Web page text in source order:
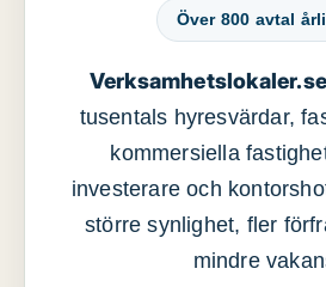
Över 800 avtal
Verksamhetslokaler.se
tusentals hyresvärdar,
kommersiella
investerare och
större synlighet, fler
mindre